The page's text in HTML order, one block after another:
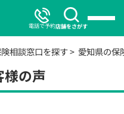
電話で予約店舗をさがす
相談窓口を探す 愛知県の保
様の声